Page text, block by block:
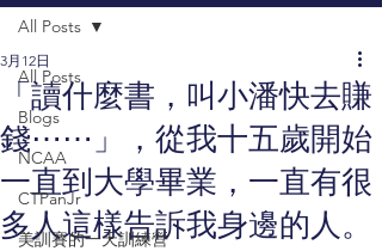
All Posts
Blogs
NCAA
CTPanJr
美訓賽的一天訓練營
All Posts
「讀什麼書，叫小潘快去賺
錢⋯⋯」，從我十五歲開始
一直到大學畢業，一直有很
多人這樣告訴我身邊的人。
3月12日